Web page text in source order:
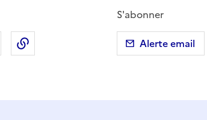
(anciennement Twitter)
sur LinkedIn
Partager par emailCopier dans le presse-papier
S'abonner
Alerte email